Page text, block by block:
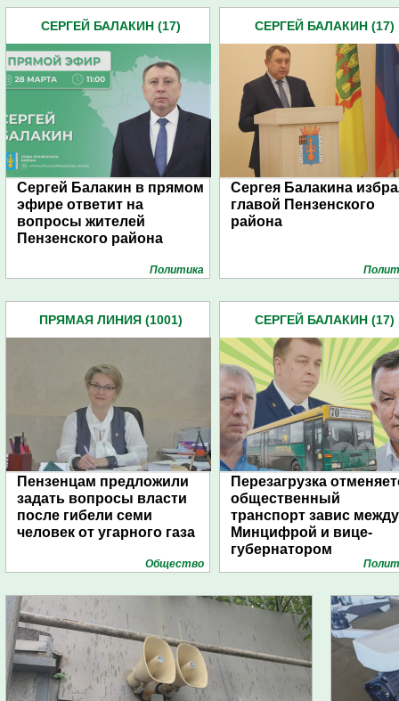
СЕРГЕЙ БАЛАКИН (17)
Сергей Балакин в прямом
эфире ответит на
вопросы жителей
Пензенского района
Политика
СЕРГЕЙ БАЛАКИН (17)
Сергея Балакина
главой Пензенского
района
ПРЯМАЯ ЛИНИЯ (1001)
Пензенцам предложили
задать вопросы власти
после гибели семи
человек от угарного газа
Общество
СЕРГЕЙ БАЛАКИН (17)
Перезагрузка
общественный
транспорт завис между
Минцифрой и вице-
губернатором